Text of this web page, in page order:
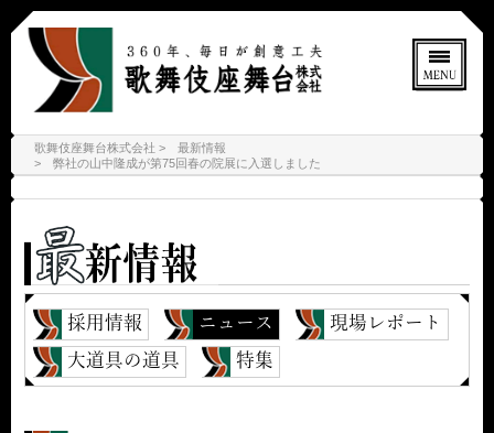
歌舞伎座舞台株式会社
最新情報
弊社の山中隆成が第75回春の院展に入選しました
採用情報 ニュース
現場レポート
大道具の道具
特集